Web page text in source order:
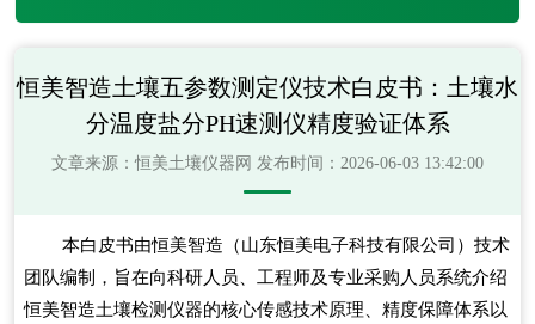
恒美智造土壤五参数测定仪技术白皮书：土壤水
分温度盐分PH速测仪精度验证体系
文章来源：恒美土壤仪器网 发布时间：2026-06-03 13:42:00
本白皮书由恒美智造（山东恒美电子科技有限公司）技术
团队编制，旨在向科研人员、工程师及专业采购人员系统介绍
恒美智造土壤检测仪器的核心传感技术原理、精度保障体系以